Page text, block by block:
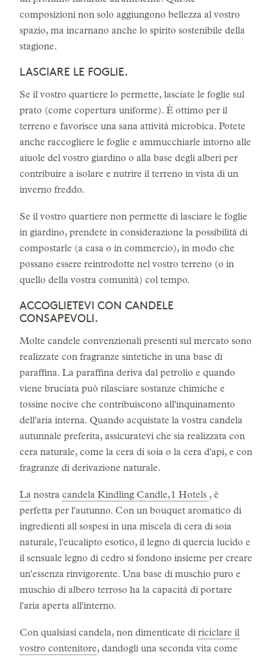
composizioni non solo aggiungono bellezza al vostro
spazio, ma incarnano anche lo spirito sostenibile della
stagione.
LASCIARE LE FOGLIE.
Se il vostro quartiere lo permette, lasciate le foglie sul
prato (come copertura uniforme). È ottimo per il
terreno e favorisce una sana attività microbica. Potete
anche raccogliere le foglie e ammucchiarle intorno alle
aiuole del vostro giardino o alla base degli alberi per
contribuire a isolare e nutrire il terreno in vista di un
inverno freddo.
Se il vostro quartiere non permette di lasciare le foglie
in giardino, prendete in considerazione la possibilità di
compostarle (a casa o in commercio), in modo che
possano essere reintrodotte nel vostro terreno (o in
quello della vostra comunità) col tempo.
ACCOGLIETEVI CON CANDELE
CONSAPEVOLI.
Molte candele convenzionali presenti sul mercato sono
realizzate con fragranze sintetiche in una base di
paraffina. La paraffina deriva dal petrolio e quando
viene bruciata può rilasciare sostanze chimiche e
tossine nocive che contribuiscono all'inquinamento
dell'aria interna. Quando acquistate la vostra candela
autunnale preferita, assicuratevi che sia realizzata con
cera naturale, come la cera di soia o la cera d'api, e con
fragranze di derivazione naturale.
La nostra candela Kindling Candle,1 Hotels , è
perfetta per l'autunno. Con un bouquet aromatico di
ingredienti all sospesi in una miscela di cera di soia
naturale, l'eucalipto esotico, il legno di quercia lucido e
il sensuale legno di cedro si fondono insieme per creare
un'essenza rinvigorente. Una base di muschio puro e
muschio di albero terroso ha la capacità di portare
l'aria aperta all'interno.
Con qualsiasi candela, non dimenticate di riciclare il
vostro contenitore, dandogli una seconda vita come